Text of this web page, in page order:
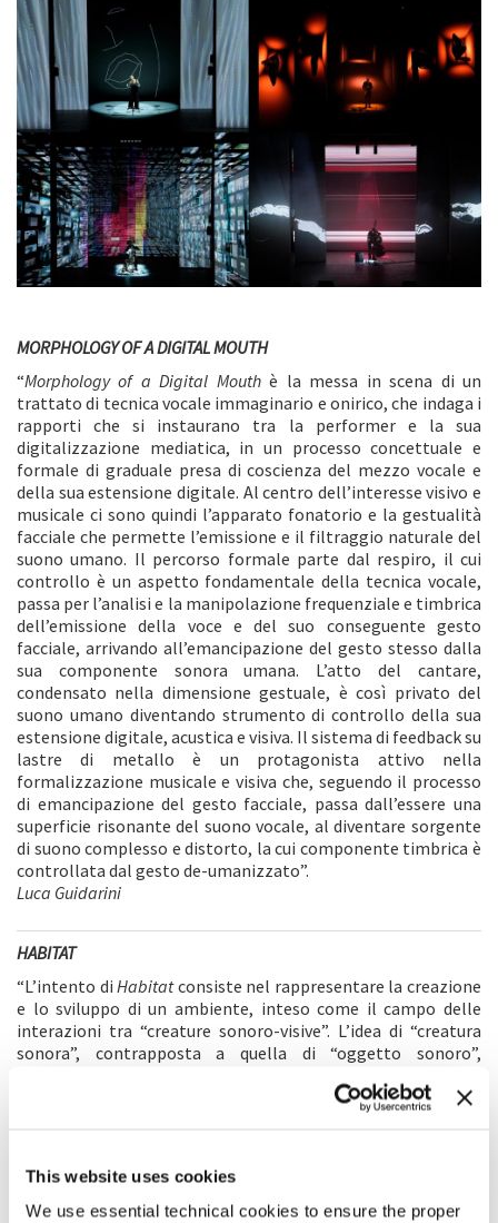
This website uses cookies
We use essential technical cookies to ensure the proper
MORPHOLOGY OF A DIGITAL MOUTH
“Morphology of a Digital Mouthè la messa in scena di un
trattato di tecnica vocale immaginario e onirico, che indaga i
rapporti che si instaurano tra la performer e la sua
digitalizzazione mediatica, in un processo concettuale e
formale di graduale presa di coscienza del mezzo vocale e
della sua estensione digitale. Al centro dell’interesse visivo e
musicale ci sono quindi l’apparato fonatorio e la gestualità
facciale che permette l’emissione e il filtraggio naturale del
suono umano. Il percorso formale parte dal respiro, il cui
controllo è un aspetto fondamentale della tecnica vocale,
passa per l’analisi e la manipolazione frequenziale e timbrica
dell’emissione della voce e del suo conseguente gesto
facciale, arrivando all’emancipazione del gesto stesso dalla
sua componente sonora umana. L’atto del cantare,
condensato nella dimensione gestuale, è così privato del
suono umano diventando strumento di controllo della sua
estensione digitale, acustica e visiva. Il sistema di feedback su
lastre di metallo è un protagonista attivo nella
formalizzazione musicale e visiva che, seguendo il processo
di emancipazione del gesto facciale, passa dall’essere una
superficie risonante del suono vocale, al diventare sorgente
di suono complesso e distorto, la cui componente timbrica è
controllata dal gesto de-umanizzato”.
Luca Guidarini
HABITAT
“L’intento diHabitatconsiste nel rappresentare la creazione
e lo sviluppo di un ambiente, inteso come il campo delle
interazioni tra “creature sonoro-visive”. L’idea di “creatura
sonora”, contrapposta a quella di “oggetto sonoro”,
avere proprie forme di evoluzione nel tempo e il fatto che
queste forme esistano solo come processo di interazione
estende l’esistenza di tali “creature sonore” sul piano visivo,
rappresentandole attraverso strutture astratte in grado di
interagire fra loro originando “creature sonoro-visive” in un